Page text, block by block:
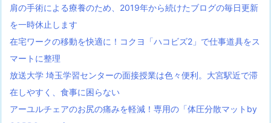
肩の手術による療養のため、2019年から続けたブログの毎日更新
を一時休止します
在宅ワークの移動を快適に！コクヨ「ハコビズ2」で仕事道具をス
マートに整理
放送大学 埼玉学習センターの面接授業は色々便利。大宮駅近で滞
在しやすく、食事に困らない
アーユルチェアのお尻の痛みを軽減！専用の「体圧分散マットby